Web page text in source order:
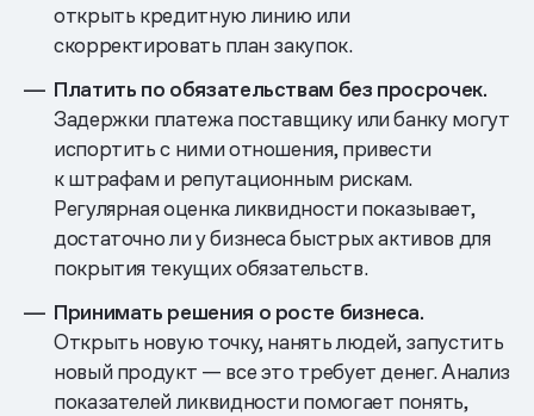
открыть кредитную линию или
скорректировать план закупок.
Платить по обязательствам без просрочек.
Задержки платежа поставщику или банку могут
испортить с ними отношения, привести
к штрафам и репутационным рискам.
Регулярная оценка ликвидности показывает,
достаточно ли у бизнеса быстрых активов для
покрытия текущих обязательств.
Принимать решения о росте бизнеса.
Открыть новую точку, нанять людей, запустить
новый продукт — все это требует денег. Анализ
показателей ликвидности помогает понять,